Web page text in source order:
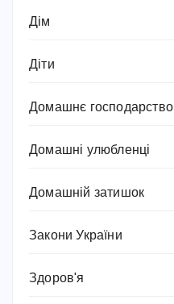
Дім
Діти
Домашнє господарство
Домашні улюбленці
Домашній затишок
Закони України
Здоров'я